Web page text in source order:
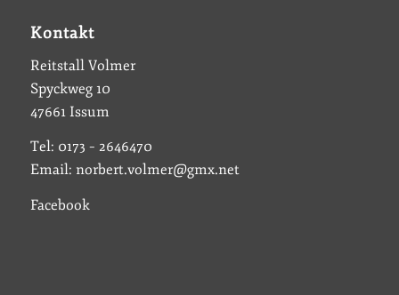
Kontakt
Reitstall Volmer
Spyckweg 10
47661 Issum
Tel: 0173 – 2646470
Email: norbert.volmer@gmx.net
Facebook